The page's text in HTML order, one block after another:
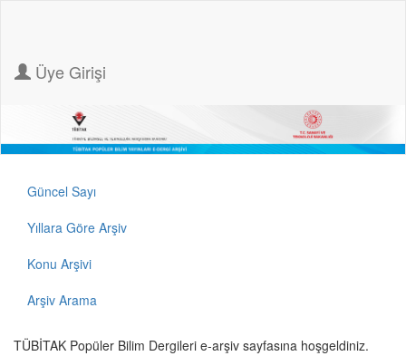
Üye Girişi
Güncel Sayı
Yıllara Göre Arşiv
Konu Arşivi
Arşiv Arama
TÜBİTAK Popüler Bilim Dergileri e-arşiv sayfasına hoşgeldiniz.